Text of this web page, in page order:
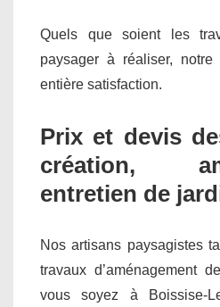
Quels que soient les
paysager à réaliser,
entière satisfaction.
Prix et devis
création,
entretien de
Nos artisans paysagistes
travaux d’aménagement
vous soyez à Boissise-